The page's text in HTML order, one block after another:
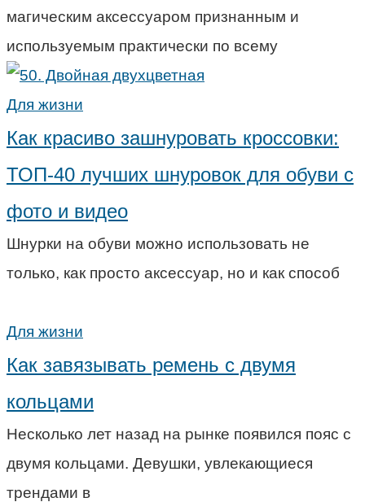
магическим аксессуаром признанным и
используемым практически по всему
Для жизни
Как красиво зашнуровать кроссовки:
ТОП-40 лучших шнуровок для обуви с
фото и видео
Шнурки на обуви можно использовать не
только, как просто аксессуар, но и как способ
Для жизни
Как завязывать ремень с двумя
кольцами
Несколько лет назад на рынке появился пояс с
двумя кольцами. Девушки, увлекающиеся
трендами в